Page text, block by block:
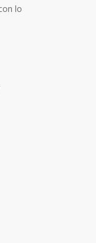
lo